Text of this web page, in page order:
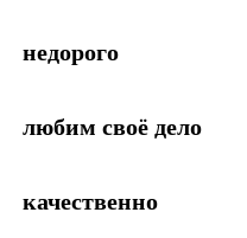
недорого
любим своё дело
качественно